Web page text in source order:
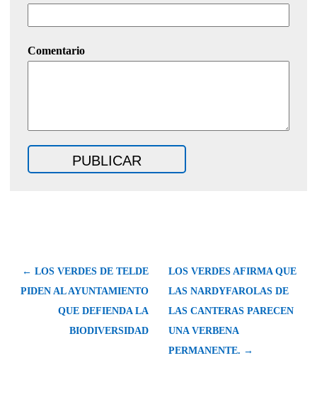
Comentario
← LOS VERDES DE TELDE
PIDEN AL AYUNTAMIENTO
QUE DEFIENDA LA
BIODIVERSIDAD
LOS VERDES AFIRMA QUE
LAS NARDYFAROLAS DE
LAS CANTERAS PARECEN
UNA VERBENA
PERMANENTE. →